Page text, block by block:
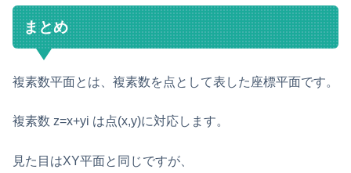
まとめ
複素数平面とは、複素数を点として表した座標平面です。
複素数 z=x+yi は点(x,y)に対応します。
見た目はXY平面と同じですが、